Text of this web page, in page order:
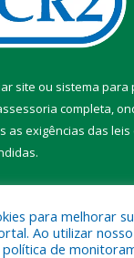
site ou sistema para
completa,
as exigências das leis
para melhorar
Ao utilizar
de